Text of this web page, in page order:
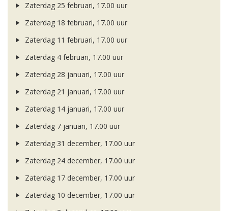
Zaterdag 25 februari, 17.00 uur
Zaterdag 18 februari, 17.00 uur
Zaterdag 11 februari, 17.00 uur
Zaterdag 4 februari, 17.00 uur
Zaterdag 28 januari, 17.00 uur
Zaterdag 21 januari, 17.00 uur
Zaterdag 14 januari, 17.00 uur
Zaterdag 7 januari, 17.00 uur
Zaterdag 31 december, 17.00 uur
Zaterdag 24 december, 17.00 uur
Zaterdag 17 december, 17.00 uur
Zaterdag 10 december, 17.00 uur